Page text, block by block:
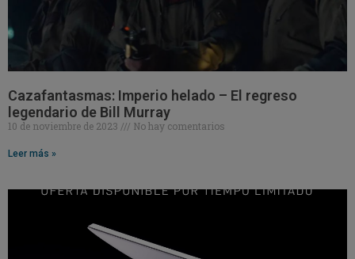
Cazafantasmas: Imperio helado – El regreso
legendario de Bill Murray
10 de noviembre de 2023 No hay comentarios
Leer más »